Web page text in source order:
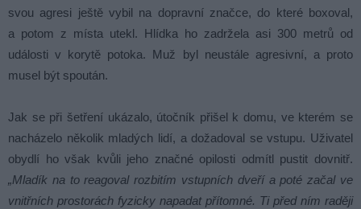
svou agresi ještě vybil na dopravní značce, do které boxoval,
a potom z místa utekl. Hlídka ho zadržela asi 300 metrů od
události v korytě potoka. Muž byl neustále agresivní, a proto
musel být spoután.
Jak se při šetření ukázalo, útočník přišel k domu, ve kterém se
nacházelo několik mladých lidí, a dožadoval se vstupu. Uživatel
obydlí ho však kvůli jeho značné opilosti odmítl pustit dovnitř.
„Mladík na to reagoval rozbitím vstupních dveří a poté začal ve
vnitřních prostorách fyzicky napadat přítomné. Ti před ním raději